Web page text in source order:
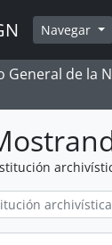
Navegar
de la